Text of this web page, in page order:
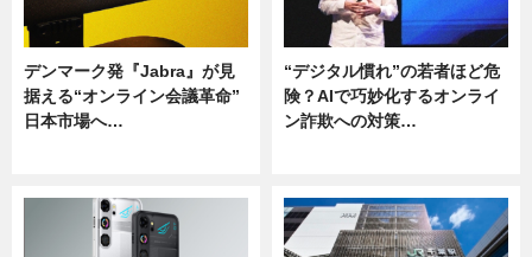
デンマーク発『Jabra』が見
据える“オンライン会議革命”
日本市場へ…
“デジタル慣れ”の若者ほど危
険？AIで巧妙化するオンライ
ン詐欺への対策…